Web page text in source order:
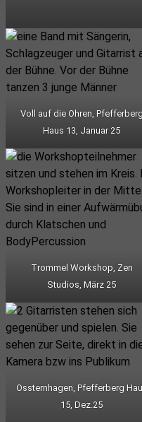
Voll auf die Ohren, Pfefferberg
Haus 13, Januar 25
Trommel Workshop, Zen
Studios, März 25
Ossternhagen, Pfefferberg
15, Dez.25